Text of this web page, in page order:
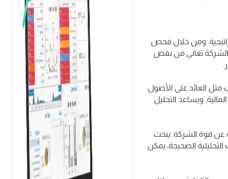
ومن خلال فحص
الشركة تعاني من نقص
مثل العائد على الأصول
ويساعد التحليل
عن قوة الشركة. يبحث
الصحيحة، يمكن